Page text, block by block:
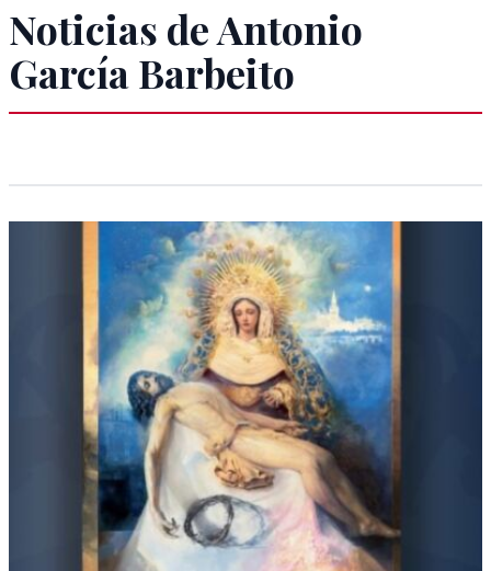
Noticias de Antonio
García Barbeito